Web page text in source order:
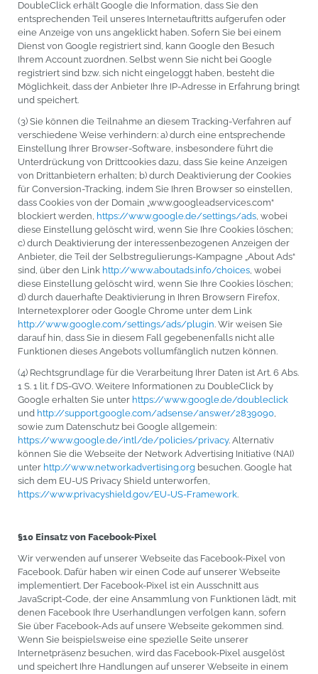
DoubleClick erhält Google die Information, dass Sie den
entsprechenden Teil unseres Internetauftritts aufgerufen oder
eine Anzeige von uns angeklickt haben. Sofern Sie bei einem
Dienst von Google registriert sind, kann Google den Besuch
Ihrem Account zuordnen. Selbst wenn Sie nicht bei Google
registriert sind bzw. sich nicht eingeloggt haben, besteht die
Möglichkeit, dass der Anbieter Ihre IP-Adresse in Erfahrung bringt
und speichert.
(3) Sie können die Teilnahme an diesem Tracking-Verfahren auf
verschiedene Weise verhindern: a) durch eine entsprechende
Einstellung Ihrer Browser-Software, insbesondere führt die
Unterdrückung von Drittcookies dazu, dass Sie keine Anzeigen
von Drittanbietern erhalten; b) durch Deaktivierung der Cookies
für Conversion-Tracking, indem Sie Ihren Browser so einstellen,
dass Cookies von der Domain „www.googleadservices.com“
blockiert werden, https://www.google.de/settings/ads , wobei
diese Einstellung gelöscht wird, wenn Sie Ihre Cookies löschen;
c) durch Deaktivierung der interessenbezogenen Anzeigen der
Anbieter, die Teil der Selbstregulierungs-Kampagne „About Ads“
sind, über den Link http://www.aboutads.info/choices , wobei
diese Einstellung gelöscht wird, wenn Sie Ihre Cookies löschen;
d) durch dauerhafte Deaktivierung in Ihren Browsern Firefox,
Internetexplorer oder Google Chrome unter dem Link
http://www.google.com/settings/ads/plugin. Wir weisen Sie
darauf hin, dass Sie in diesem Fall gegebenenfalls nicht alle
Funktionen dieses Angebots vollumfänglich nutzen können.
(4) Rechtsgrundlage für die Verarbeitung Ihrer Daten ist Art. 6 Abs.
1 S. 1 lit. f DS-GVO. Weitere Informationen zu DoubleClick by
Google erhalten Sie unter https://www.google.de/doubleclick
und http://support.google.com/adsense/answer/2839090,
sowie zum Datenschutz bei Google allgemein:
https://www.google.de/intl/de/policies/privacy. Alternativ
können Sie die Webseite der Network Advertising Initiative (NAI)
unter http://www.networkadvertising.org besuchen. Google hat
sich dem EU-US Privacy Shield unterworfen,
https://www.privacyshield.gov/EU-US-Framework.
§10 Einsatz von Facebook-Pixel
Wir verwenden auf unserer Webseite das Facebook-Pixel von
Facebook. Dafür haben wir einen Code auf unserer Webseite
implementiert. Der Facebook-Pixel ist ein Ausschnitt aus
JavaScript-Code, der eine Ansammlung von Funktionen lädt, mit
denen Facebook Ihre Userhandlungen verfolgen kann, sofern
Sie über Facebook-Ads auf unsere Webseite gekommen sind.
Wenn Sie beispielsweise eine spezielle Seite unserer
Internetpräsenz besuchen, wird das Facebook-Pixel ausgelöst
und speichert Ihre Handlungen auf unserer Webseite in einem